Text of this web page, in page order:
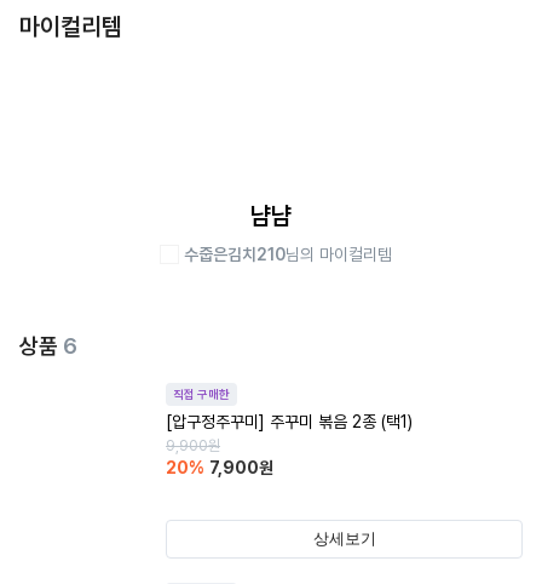
마이컬리템
냠냠
수줍은김치210님의 마이컬리템
상품 6
직접 구매한
[압구정주꾸미] 주꾸미 볶음 2종 (택1)
9,900원
20% 7,900원
상세보기